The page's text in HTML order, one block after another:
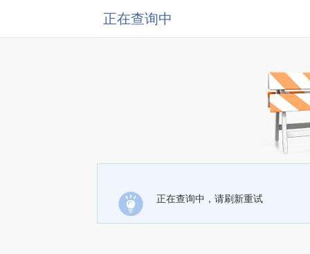
正在查询中
正在查询中，请刷新重试